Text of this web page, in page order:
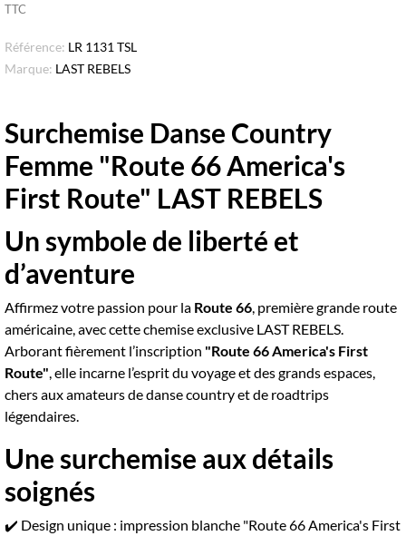
TTC
Référence: LR 1131 TSL
Marque: LAST REBELS
Surchemise Danse Country
Femme "Route 66 America's
First Route" LAST REBELS
Un symbole de liberté et
d’aventure
Affirmez votre passion pour la Route 66, première grande route
américaine, avec cette chemise exclusive LAST REBELS.
Arborant fièrement l’inscription "Route 66 America's First
Route", elle incarne l’esprit du voyage et des grands espaces,
chers aux amateurs de danse country et de roadtrips
légendaires.
Une surchemise aux détails
soignés
✔️ Design unique : impression blanche "Route 66 America's First